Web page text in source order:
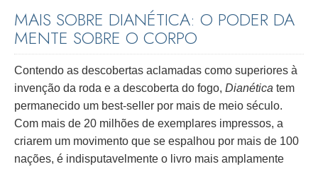
MAIS SOBRE DIANÉTICA: O PODER DA
MENTE SOBRE O CORPO
Contendo as descobertas aclamadas como superiores à
invenção da roda e a descoberta do fogo, Dianética tem
permanecido um best-seller por mais de meio século.
Com mais de 20 milhões de exemplares impressos, a
criarem um movimento que se espalhou por mais de 100
nações, é indisputavelmente o livro mais amplamente